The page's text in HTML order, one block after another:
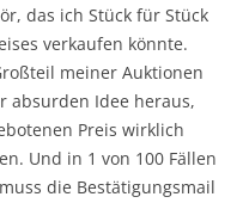
das ich Stück für Stück
verkaufen könnte.
meiner Auktionen
absurden Idee heraus,
Preis wirklich
Und in 1 von 100 Fällen
die Bestätigungsmail